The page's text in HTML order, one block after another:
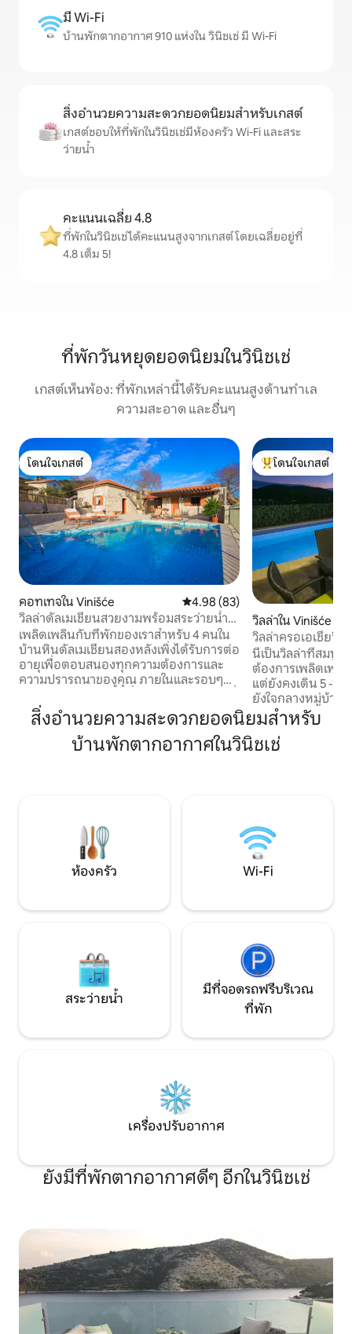
มี Wi-Fi
บ้านพักตากอากาศ 910 แห่งใน วินิชเช่ มี Wi-Fi
สิ่งอำนวยความสะดวกยอดนิยมสำหรับเกสต์
เกสต์ชอบให้ที่พักในวินิชเช่มีห้องครัว Wi-Fi และสระ
ว่ายน้ำ
คะแนนเฉลี่ย 4.8
ที่พักในวินิชเช่ได้คะแนนสูงจากเกสต์ โดยเฉลี่ยอยู่ที่
4.8 เต็ม 5!
ที่พักวันหยุดยอดนิยมในวินิชเช่
เกสต์เห็นพ้อง: ที่พักเหล่านี้ได้รับคะแนนสูงด้านทำเล
ความสะอาด และอื่นๆ
โดนใจเกสต์
โดนใจเกสต์
คอทเทจใน Vinišće คะแนนเฉลี่ย 4.98 จาก 5, 83 รีวิว
4.98 (83)
วิลล่าดัลเมเชี่ยนสวยงามพร้อมสระว่ายน้ำ
อุ่น % ข้อเสนอ %
เพลิดเพลินกับที่พักของเราสำหรับ 4 คนใน
บ้านหินดัลเมเชียนสองหลังเพิ่งได้รับการต่อ
อายุเพื่อตอบสนองทุกความต้องการและ
ความปรารถนาของคุณ ภายในและรอบๆ
มีหลังคาน่ารักและพื้นที่นั่งเล่นที่ผ่อนคลาย
บาร์บีคิวที่สร้างจากหินสระว่ายน้ำส่วนตัว
เตียงอาบแดดและพื้นที่นั่งเล่นเพื่อ
เพลิดเพลินกับทุกช่วงเวลาของการพักผ่อน
โดนใจเกสต์ที่สุด
โดนใจเกสต์
วิลล่าใน Vinišće
วิลล่าครอเอเชียวิ
นี่เป็นวิลล่าที่สมบู
ต้องการเพลิดเพลิ
แต่ยังคงเดิน 5 -10
ยังใจกลางหมู่บ้าน
คุณสามารถพบร้าน
ร้านกาแฟบาร์และ
ปรับปรุงใหม่และทุ
และ Split
สิ่งอำนวยความสะดวกยอดนิยมสำหรับ
บ้านพักตากอากาศในวินิชเช่
ห้องครัว Wi-Fi
สระว่ายน้ำ
มีที่จอดรถฟรีบริเวณ
ที่พัก
เครื่องปรับอากาศ
ยังมีที่พักตากอากาศดีๆ อีกในวินิชเช่